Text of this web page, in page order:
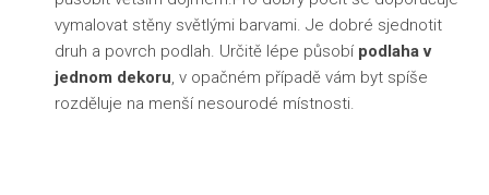
vymalovat stěny světlými barvami. Je dobré sjednotit
druh a povrch podlah. Určitě lépe působí podlaha v
jednom dekoru, v opačném případě vám byt spíše
rozděluje na menší nesourodé místnosti.